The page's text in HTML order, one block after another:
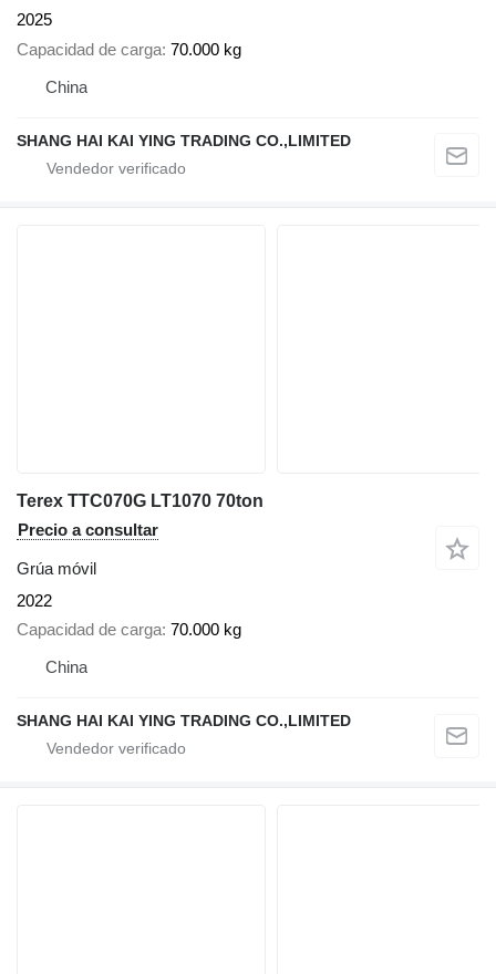
2025
Capacidad de carga 70.000 kg
China
SHANG HAI KAI YING TRADING CO.,LIMITED
Terex TTC070G LT1070 70ton
Precio a consultar
Grúa móvil
2022
Capacidad de carga 70.000 kg
China
SHANG HAI KAI YING TRADING CO.,LIMITED